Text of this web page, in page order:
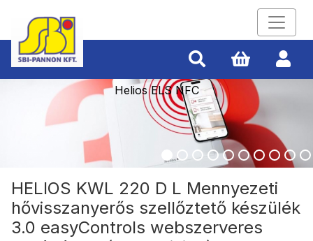
Helios ELS NFC
HELIOS KWL 220 D L Mennyezeti
hővisszanyerős szellőztető készülék
3.0 easyControls webszerveres